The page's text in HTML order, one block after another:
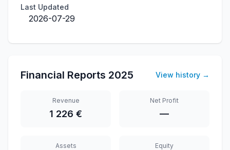
Last Updated
2026-07-29
Financial Reports 2025 View history →
Revenue
1 226 €
Net Profit
—
Assets Equity